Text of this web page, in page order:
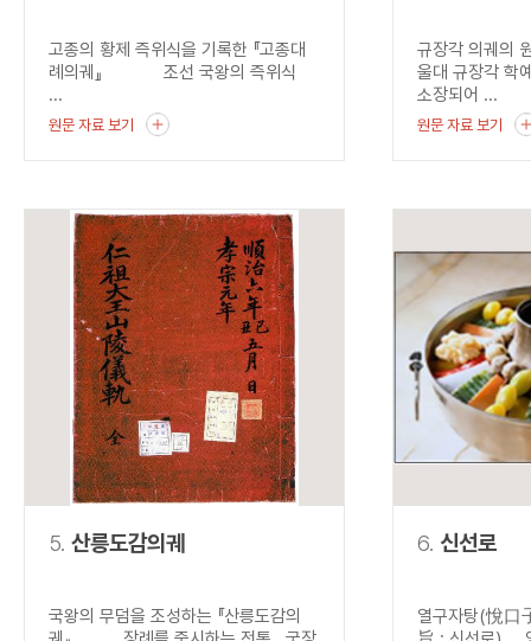
고종의 황제 즉위식을 기록한 『고종대
례의궤』 조선 국왕의 즉위식
...
원문 자료 보기
규장각 의궤의
울대 규장각 학
소장되어 ...
원문 자료 보기
5. 산릉도감의궤
국왕의 무덤을 조성하는 『산릉도감의
6. 신선로
열구자탕(悅